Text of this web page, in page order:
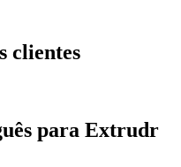
clientes
para Extrudr